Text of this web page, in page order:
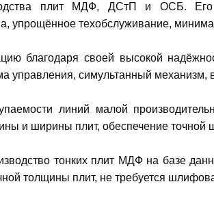
плит МДФ, ДСтП и ОСБ. Его
упрощённое техобслуживание,
благодаря своей высокой
управления, симультанный
линий малой
и ширины плит, обеспечение точной
тонких плит МДФ на базе
толщины плит, не требуется